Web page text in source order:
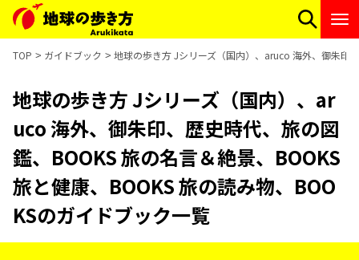
TOP ガイドブック 地球の歩き方 Jシリーズ（国内）、aruco 海外、御朱印
地球の歩き方 Jシリーズ（国内）、ar
uco 海外、御朱印、歴史時代、旅の図
鑑、BOOKS 旅の名言＆絶景、BOOKS
旅と健康、BOOKS 旅の読み物、BOO
KSのガイドブック一覧